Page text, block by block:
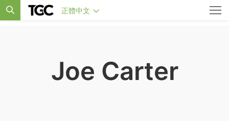
正體中文
Joe Carter